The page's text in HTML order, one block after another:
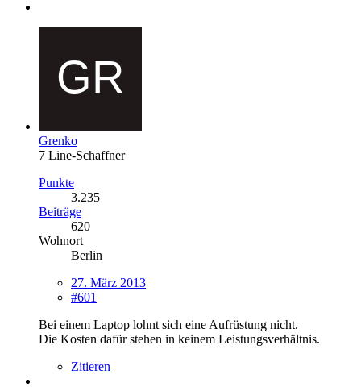
Grenko
7 Line-Schaffner
Punkte
3.235
Beiträge
620
Wohnort
Berlin
27. März 2013
#601
Bei einem Laptop lohnt sich eine Aufrüstung nicht.
Die Kosten dafür stehen in keinem Leistungsverhältnis.
Zitieren